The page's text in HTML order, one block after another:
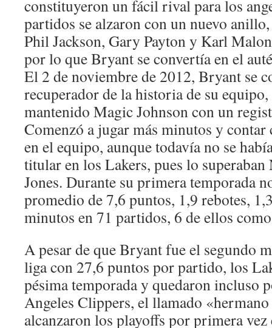
constituyeron un fácil rival para los
partidos se alzaron con un nuevo
Phil Jackson, Gary Payton y Karl
por lo que Bryant se convertía en el
El 2 de noviembre de 2012, Bryant se
recuperador de la historia de su
mantenido Magic Johnson con un
Comenzó a jugar más minutos y
en el equipo, aunque todavía no se
titular en los Lakers, pues lo
Jones. Durante su primera temporada
promedio de 7,6 puntos, 1,9 rebotes,
minutos en 71 partidos, 6 de ellos
A pesar de que Bryant fue el segundo
liga con 27,6 puntos por partido, los
pésima temporada y quedaron incluso
Angeles Clippers, el llamado
alcanzaron los playoffs por primera vez